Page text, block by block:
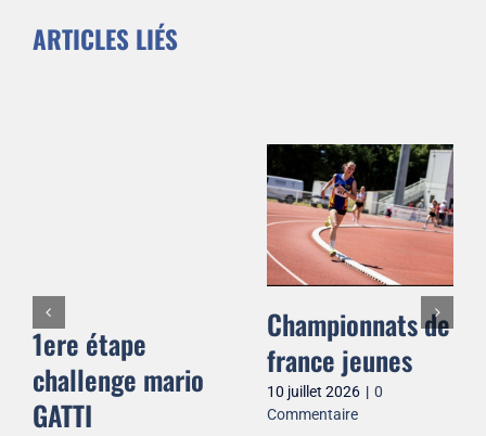
ARTICLES LIÉS
1ere étape
challenge mario
GATTI
Championnats de
france jeunes
10 juillet 2026 | 0
Commentaire